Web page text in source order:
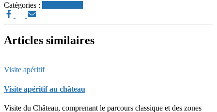
Catégories :
Articles similaires
Visite apéritif
Visite apéritif au château
Visite du Château, comprenant le parcours classique et des zones